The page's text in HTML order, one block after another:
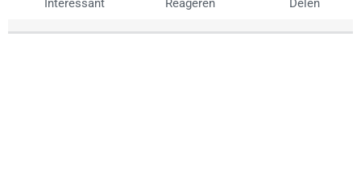
Interessant Reageren Delen